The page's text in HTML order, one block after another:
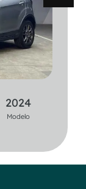
2024
Modelo
2021
Modelo